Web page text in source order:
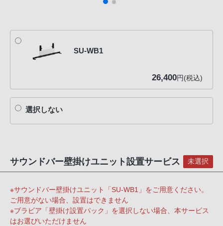
SU-WB1
26,400円(税込)
選択しない
サウンドバー壁掛けユニット設置サービス 未選択
※サウンドバー壁掛けユニット「SU-WB1」をご用意ください。
ご用意がない場合、設置はできません
※ブラビア「壁掛け設置パック」を選択しない場合、本サービス
はお選びいただけません